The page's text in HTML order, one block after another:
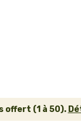
offert (1 à 50).